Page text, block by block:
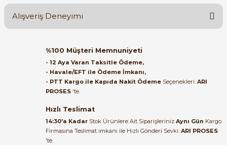
Alışveriş Deneyimi
Orijinal kutusuyla ertesi gün
ulaştı elimize. Teşekkürler.
B... A... | 27/06/2026
bundan mehmet bey ilgi ve
alakası için teşekkür ederim
muhammed demirci |
%100 Müşteri Memnuniyeti
- 12 Aya Varan Taksitle Ödeme,
- Havale/EFT ile Ödeme İmkanı,
- PTT Kargo ile Kapıda Nakit Ödeme Seçenekleri: ARI
PROSES 'te.
Hızlı Teslimat
14:30'a Kadar Stok Ürünlere Ait Siparişleriniz Aynı Gün Kargo
Firmasına Teslimat imkanı ile Hızlı Gönderi Sevki: ARI PROSES
'te.